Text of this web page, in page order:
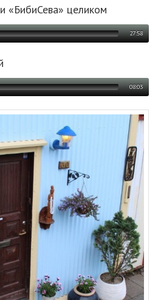
«Биби­Се­ва» це­ли­ком
27:58
08:03